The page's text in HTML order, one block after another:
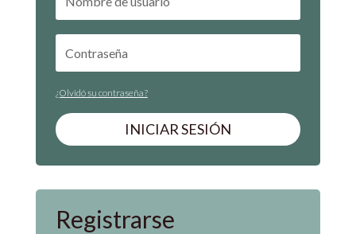
¿Olvidó su contraseña?
INICIAR SESIÓN
Registrarse